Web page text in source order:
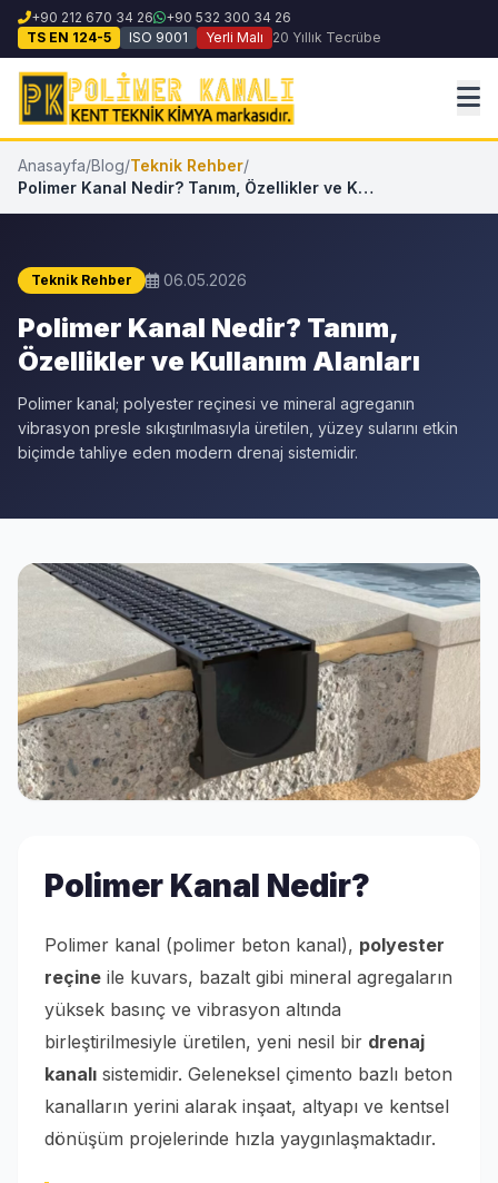
+90 212 670 34 26
+90 532 300 34 26
TS EN 124-5
ISO 9001 Yerli Malı 20 Yıllık Tecrübe
Anasayfa/Blog/Teknik Rehber/
Polimer Kanal Nedir? Tanım, Özellikler ve Kullanım Alanları
Teknik Rehber 06.05.2026
Polimer Kanal Nedir? Tanım,
Özellikler ve Kullanım Alanları
Polimer kanal; polyester reçinesi ve mineral agreganın
vibrasyon presle sıkıştırılmasıyla üretilen, yüzey sularını etkin
biçimde tahliye eden modern drenaj sistemidir.
Polimer Kanal Nedir?
Polimer kanal (polimer beton kanal), polyester
reçine ile kuvars, bazalt gibi mineral agregaların
yüksek basınç ve vibrasyon altında
birleştirilmesiyle üretilen, yeni nesil bir drenaj
kanalı sistemidir. Geleneksel çimento bazlı beton
kanalların yerini alarak inşaat, altyapı ve kentsel
dönüşüm projelerinde hızla yaygınlaşmaktadır.